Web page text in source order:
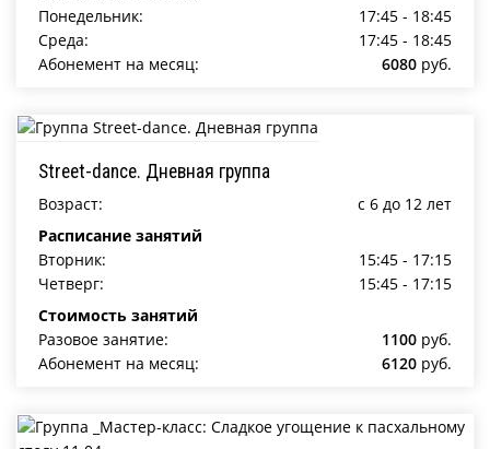
Понедельник:
17:45 - 18:45
Среда:
17:45 - 18:45
Абонемент на месяц:
6080 руб.
Street-dance. Дневная группа
Возраст:
c 6 до 12 лет
Расписание занятий
Вторник:
15:45 - 17:15
Четверг:
15:45 - 17:15
Стоимость занятий
Разовое занятие:
1100 руб.
Абонемент на месяц:
6120 руб.